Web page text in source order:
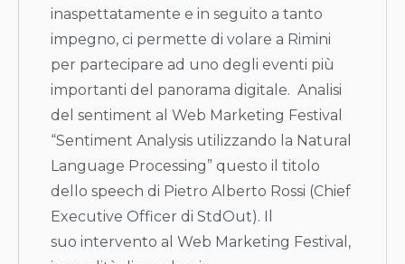
inaspettatamente e in seguito a tanto
impegno, ci permette di volare a Rimini
per partecipare ad uno degli eventi più
importanti del panorama digitale. Analisi
del sentiment al Web Marketing Festival
“Sentiment Analysis utilizzando la Natural
Language Processing” questo il titolo
dello speech di Pietro Alberto Rossi (Chief
Executive Officer di StdOut). Il
suo intervento al Web Marketing Festival,